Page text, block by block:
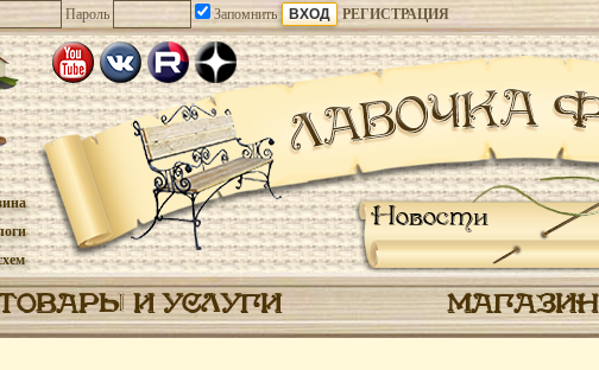
Пароль Запомнить РЕГИСТРАЦИЯ
Новости
И УСЛУГИ МАГАЗИН